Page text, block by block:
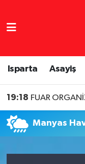
Isparta Asayiş
19:18 FUAR
Manyas
Isparta
Isparta Hava